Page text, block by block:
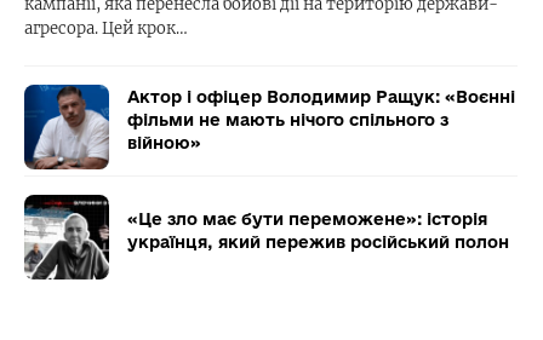
агресора. Цей крок…
Актор і офіцер Володимир Ращук: «Воєнні
фільми не мають нічого спільного з
війною»
«Це зло має бути переможене»: історія
українця, який пережив російський полон